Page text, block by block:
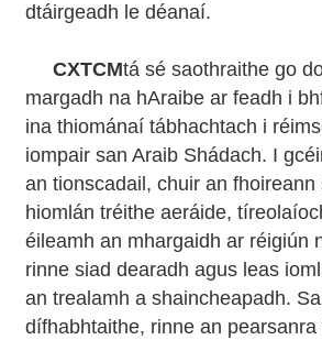
dtáirgeadh le déanaí.
CXTCMtá sé saothraithe go
margadh na hAraibe ar feadh i
ina thiománaí tábhachtach i
iompair san Araib Shádach. I
an tionscadail, chuir an
hiomlán tréithe aeráide,
éileamh an mhargaidh ar réigiún
rinne siad dearadh agus leas
an trealamh a shaincheapadh.
dífhabhtaithe, rinne an pearsanra